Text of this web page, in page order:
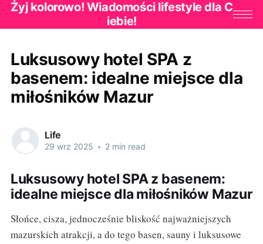
Żyj kolorowo! Wiadomości lifestyle dla C
iebie!
Luksusowy hotel SPA z
basenem: idealne miejsce dla
miłośników Mazur
Life
29 wrz 2025 • 2 min read
Luksusowy hotel SPA z basenem:
idealne miejsce dla miłośników Mazur
Słońce, cisza, jednocześnie bliskość najważniejszych
mazurskich atrakcji, a do tego basen, sauny i luksusowe